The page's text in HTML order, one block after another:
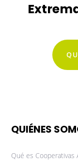
QUIÉNES
Qué es Cooperativas